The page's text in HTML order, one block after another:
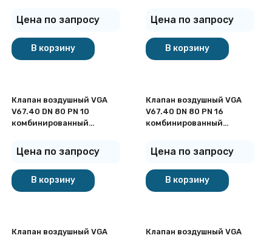
Цена по запросу
В корзину
Цена по запросу
В корзину
Клапан воздушный VGA
V67.40 DN 80 PN 10
комбинированный
Цена по запросу
В корзину
Клапан воздушный VGA
V67.40 DN 80 PN 16
комбинированный
Цена по запросу
В корзину
Клапан воздушный VGA
Клапан воздушный VGA